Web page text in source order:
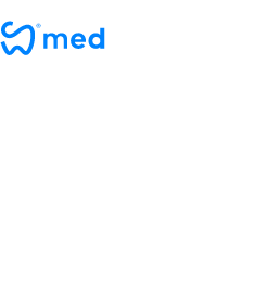
Zobacz szczegóły